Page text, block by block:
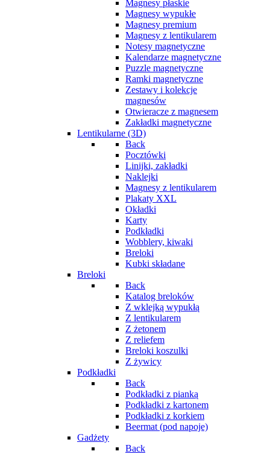
Magnesy płaskie
Magnesy wypukłe
Magnesy premium
Magnesy z lentikularem
Notesy magnetyczne
Kalendarze magnetyczne
Puzzle magnetyczne
Ramki magnetyczne
Zestawy i kolekcje
magnesów
Otwieracze z magnesem
Zakładki magnetyczne
Lentikularne (3D)
Back
Pocztówki
Linijki, zakładki
Naklejki
Magnesy z lentikularem
Plakaty XXL
Okładki
Karty
Podkładki
Wobblery, kiwaki
Breloki
Kubki składane
Breloki
Back
Katalog breloków
Z wklejką wypukłą
Z lentikularem
Z żetonem
Z reliefem
Breloki koszulki
Z żywicy
Podkładki
Back
Podkładki z pianką
Podkładki z kartonem
Podkładki z korkiem
Beermat (pod napoje)
Gadżety
Back